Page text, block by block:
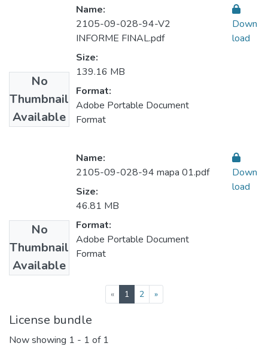
No
Thumbnail
Available
Name:
2105-09-028-94-V2
INFORME FINAL.pdf
Size:
139.16 MB
Format:
Adobe Portable Document
Format
Down
load
No
Thumbnail
Available
Name:
2105-09-028-94 mapa 01.pdf
Size:
46.81 MB
Format:
Adobe Portable Document
Format
Down
load
« 1(current)
2 »
License bundle
Now showing 1 - 1 of 1